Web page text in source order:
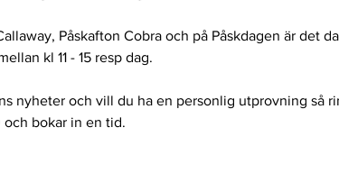
Påskafton Cobra och på Påskdagen är det
kl 11 - 15 resp dag.
nyheter och vill du ha en personlig utprovning så
bokar in en tid.